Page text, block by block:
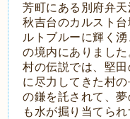
芳町にある別府弁天
秋吉台のカルスト
ルトブルーに輝く
の境内にありました
村の伝説では、堅
に尽力してきた村
の鎌を託されて、
も水が掘り当てら